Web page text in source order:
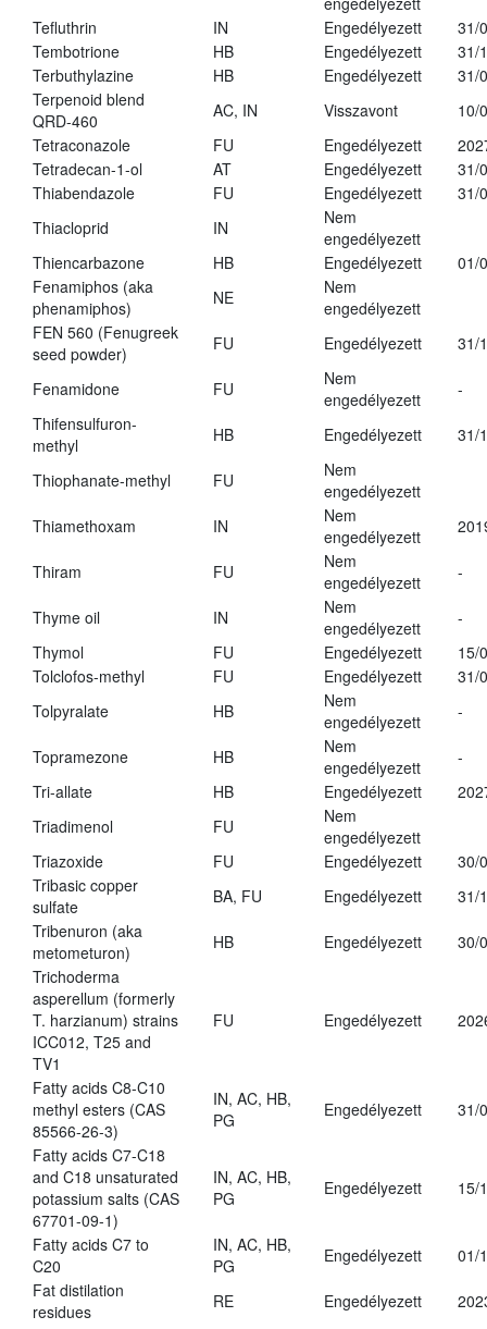
Tefluthrin
IN Engedélyezett
31/
Tembotrione
HB Engedélyezett
31/
Terbuthylazine
HB Engedélyezett
31/
Terpenoid blend
QRD-460
AC, IN Visszavont
10/
Tetraconazole
FU Engedélyezett
Tetradecan-1-ol
AT Engedélyezett
31/
Thiabendazole
FU Engedélyezett
31/
Thiacloprid
IN
Nem
engedélyezett
Thiencarbazone
HB Engedélyezett
01/
Fenamiphos (aka
phenamiphos)
NE
Nem
engedélyezett
FEN 560 (Fenugreek
seed powder)
FU Engedélyezett 31/
Fenamidone FU
Nem
engedélyezett
-
Thifensulfuron-
methyl
HB Engedélyezett 31/
Thiophanate-methyl FU
Nem
engedélyezett
Thiamethoxam
IN
Nem
engedélyezett
Thiram FU
Nem
engedélyezett
-
Thyme oil IN
Nem
engedélyezett
-
Thymol
FU Engedélyezett
15/
Tolclofos-methyl
FU Engedélyezett
31/
Tolpyralate
HB
Nem
engedélyezett
-
Topramezone HB
Nem
engedélyezett
-
Tri-allate
HB Engedélyezett
Triadimenol
FU
Nem
engedélyezett
Triazoxide
FU Engedélyezett
30/
Tribasic copper
sulfate
BA, FU Engedélyezett
31/
Tribenuron (aka
metometuron)
HB Engedélyezett
30/
Trichoderma
asperellum (formerly
T. harzianum) strains
ICC012, T25 and
TV1
FU Engedélyezett
Fatty acids C8-C10
methyl esters (CAS
85566-26-3)
IN, AC, HB,
PG
Engedélyezett 31/
Fatty acids C7-C18
and C18 unsaturated
potassium salts (CAS
67701-09-1)
IN, AC, HB,
PG
Engedélyezett 15/
Fatty acids C7 to
C20
IN, AC, HB,
PG
Engedélyezett
01/
Fat distilation
residues
RE Engedélyezett